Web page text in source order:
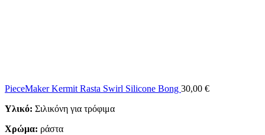
PieceMaker Kermit Rasta Swirl Silicone Bong 30,00 €
Υλικό: Σιλικόνη για τρόφιμα
Χρώμα: ράστα